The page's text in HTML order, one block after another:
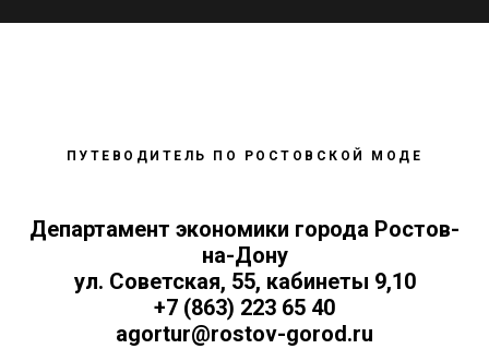
ПУТЕВОДИТЕЛЬ ПО РОСТОВСКОЙ МОДЕ
Департамент экономики города Ростов-
на-Дону
ул. Советская, 55, кабинеты 9,10
+7 (863) 223 65 40
agortur@rostov-gorod.ru